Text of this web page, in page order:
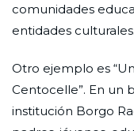
comunidades
entidades culturales.
Otro ejemplo es
Centocelle”. En un
institución Borgo